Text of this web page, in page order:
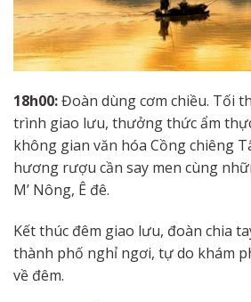
18h00:Đoàn dùng cơm chiều. Tối
trình giao lưu, thưởng thức ẩm
không gian văn hóa Cồng chiêng
hương rượu cần say men cùng
M’ Nông, Ê đê.
Kết thúc đêm giao lưu, đoàn chia
thành phố nghỉ ngơi, tự do khám
về đêm.